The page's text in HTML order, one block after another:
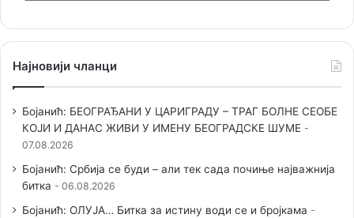
Најновији чланци
Бојанић: БЕОГРАЂАНИ У ЦАРИГРАДУ – ТРАГ БОЛНЕ СЕОБЕ
КОЈИ И ДАНАС ЖИВИ У ИМЕНУ БЕОГРАДСКЕ ШУМЕ
07.08.2026
Бојанић: Србија се буди – али тек сада почиње најважнија
битка
06.08.2026
Бојанић: ОЛУЈА… Битка за истину води се и бројкама